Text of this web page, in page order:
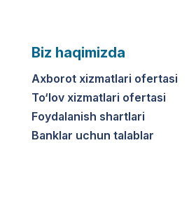
Biz haqimizda
Axborot xizmatlari ofertasi
To‘lov xizmatlari ofertasi
Foydalanish shartlari
Banklar uchun talablar